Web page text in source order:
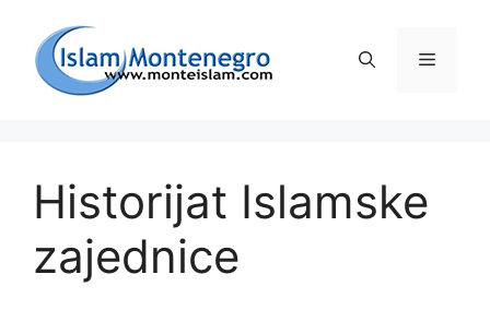
sadržaj
Historijat Islamske
zajednice